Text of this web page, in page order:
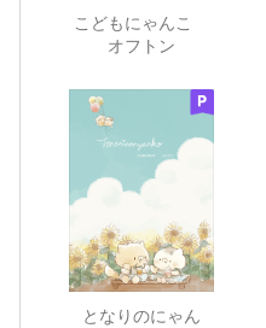
こどもにゃんこ
オフトン
となりのにゃん